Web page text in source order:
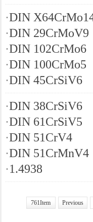
·DIN
·DIN 29CrMoV9
·DIN 102CrMo6
·DIN 100CrMo5
·DIN 45CrSiV6
·DIN 38CrSiV6
·DIN 61CrSiV5
·DIN 51CrV4
·DIN 51CrMnV4
·1.4938
761Item Previous